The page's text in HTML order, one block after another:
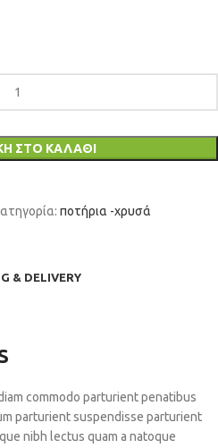
ΣΤΟ ΚΑΛΆΘΙ
ποτήρια -χρυσά
& DELIVERY
commodo parturient penatibus
parturient suspendisse parturient
nibh lectus quam a natoque